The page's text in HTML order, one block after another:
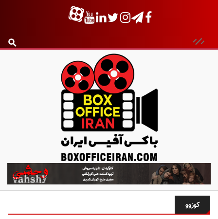
ب
ا
ک
آ
کوزوو